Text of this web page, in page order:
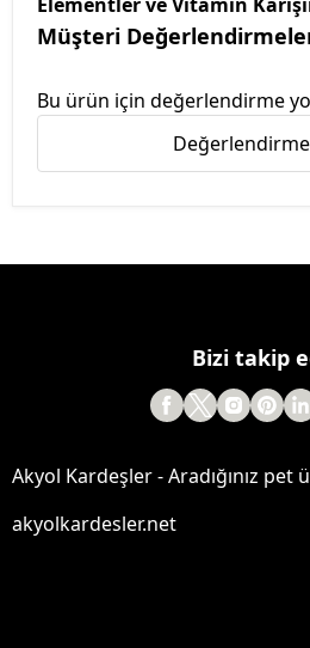
Müşteri
Bu ürün için değerlendirme
Değerlendirme
Bizi takip
Akyol Kardeşler - Aradığınız
akyolkardesler.net